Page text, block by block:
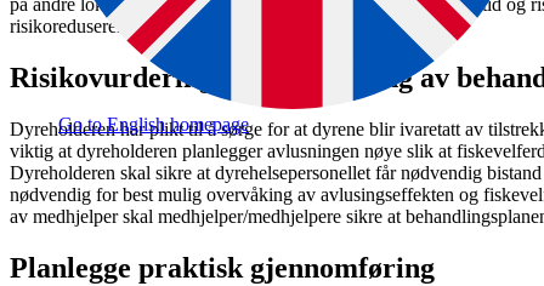
Go to English homepage
på andre lokaliteter i selskapet, tilgang på nøkkelpersonell, årstid og
risikoreduserende tiltak.
Risikovurdering og overvåkning av
Dyreholderen har plikt til å sørge for at dyrene blir ivaretatt av
viktig at dyreholderen planlegger avlusningen nøye slik at
Dyreholderen skal sikre at dyrehelsepersonellet får nødvendig
nødvendig for best mulig overvåking av avlusingseffekten og
av medhjelper skal medhjelper/medhjelpere sikre at
Planlegge praktisk gjennomføring